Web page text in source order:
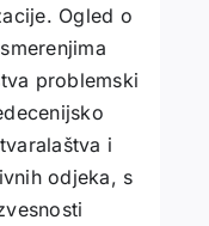
Ogled o
problemski
i
odjeka, s